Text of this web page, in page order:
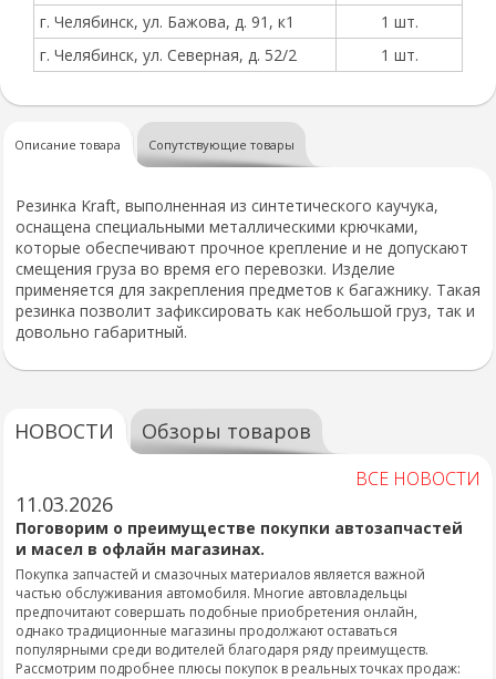
г. Челябинск, ул. Бажова, д. 91, к1
1 шт.
г. Челябинск, ул. Северная, д. 52/2
1 шт.
Описание товара Сопутствующие товары
Резинка Kraft, выполненная из синтетического каучука,
оснащена специальными металлическими крючками,
которые обеспечивают прочное крепление и не допускают
смещения груза во время его перевозки. Изделие
применяется для закрепления предметов к багажнику. Такая
резинка позволит зафиксировать как небольшой груз, так и
довольно габаритный.
НОВОСТИ Обзоры товаров
ВСЕ НОВОСТИ
11.03.2026
Поговорим о преимуществе покупки автозапчастей
и масел в офлайн магазинах.
Покупка запчастей и смазочных материалов является важной
частью обслуживания автомобиля. Многие автовладельцы
предпочитают совершать подобные приобретения онлайн,
однако традиционные магазины продолжают оставаться
популярными среди водителей благодаря ряду преимуществ.
Рассмотрим подробнее плюсы покупок в реальных точках продаж: